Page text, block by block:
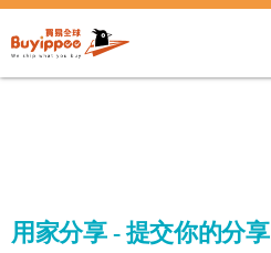
用家分享 - 提交你的分享